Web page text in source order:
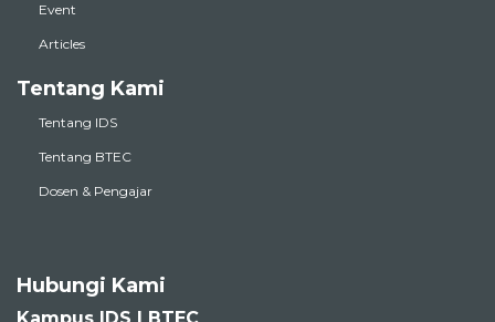
Event
Articles
Tentang Kami
Tentang IDS
Tentang BTEC
Dosen & Pengajar
Hubungi Kami